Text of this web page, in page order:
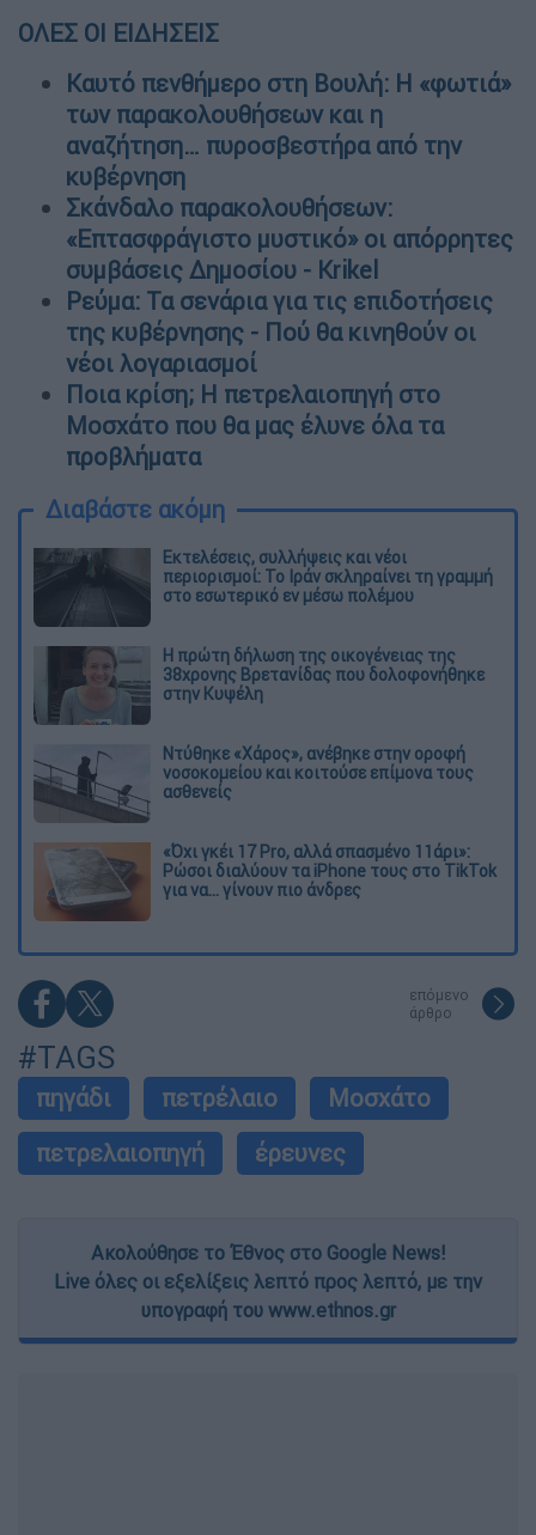
ΟΛΕΣ ΟΙ ΕΙΔΗΣΕΙΣ
Καυτό πενθήμερο στη Βουλή: Η «φωτιά»
των παρακολουθήσεων και η
αναζήτηση… πυροσβεστήρα από την
κυβέρνηση
Σκάνδαλο παρακολουθήσεων:
«Επτασφράγιστο μυστικό» οι απόρρητες
συμβάσεις Δημοσίου - Krikel
Ρεύμα: Τα σενάρια για τις επιδοτήσεις
της κυβέρνησης - Πού θα κινηθούν οι
νέοι λογαριασμοί
Ποια κρίση; Η πετρελαιοπηγή στο
Μοσχάτο που θα μας έλυνε όλα τα
προβλήματα
Διαβάστε ακόμη
Εκτελέσεις, συλλήψεις και νέοι
περιορισμοί: Το Ιράν σκληραίνει τη γραμμή
στο εσωτερικό εν μέσω πολέμου
Η πρώτη δήλωση της οικογένειας της
38χρονης Βρετανίδας που δολοφονήθηκε
στην Κυψέλη
Ντύθηκε «Χάρος», ανέβηκε στην οροφή
νοσοκομείου και κοιτούσε επίμονα τους
ασθενείς
«Όχι γκέι 17 Pro, αλλά σπασμένο 11άρι»:
Ρώσοι διαλύουν τα iPhone τους στο TikTok
για να... γίνουν πιο άνδρες
επόμενο
άρθρο
#TAGS
πηγάδι πετρέλαιο
Μοσχάτο
πετρελαιοπηγή
έρευνες
Ακολούθησε το Έθνος στο Google News!
Live όλες οι εξελίξεις λεπτό προς λεπτό, με την
υπογραφή του www.ethnos.gr